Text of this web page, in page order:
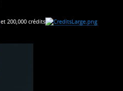
et 200,000 crédits